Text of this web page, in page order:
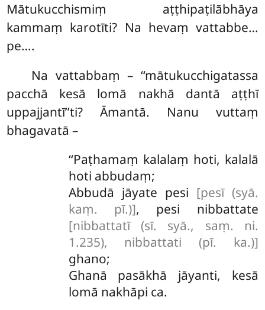
Mātukucchismiṃ aṭṭhipaṭilābhāya
kammaṃ karotīti? Na hevaṃ vattabbe…
pe….
Na vattabbaṃ – ‘‘mātukucchigatassa
pacchā kesā lomā nakhā dantā aṭṭhī
uppajjantī’’ti? Āmantā. Nanu vuttaṃ
bhagavatā –
‘‘Paṭhamaṃ kalalaṃ hoti, kalalā
hoti abbudaṃ;
Abbudā jāyate pesi [pesī (syā.
kaṃ. pī.)], pesi nibbattate
[nibbattatī (sī. syā., saṃ. ni.
1.235), nibbattati (pī. ka.)]
ghano;
Ghanā pasākhā jāyanti, kesā
lomā nakhāpi ca.